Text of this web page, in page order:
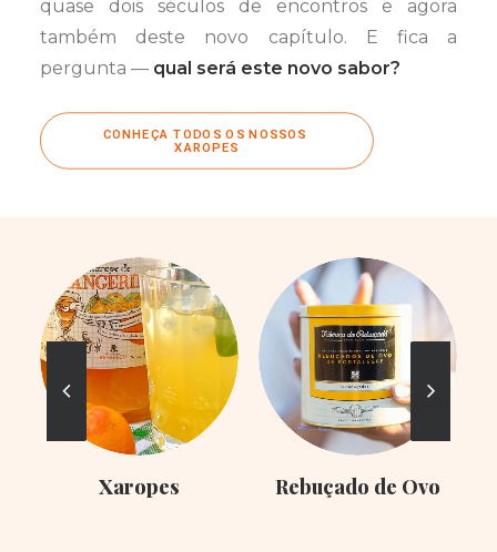
quase dois séculos de encontros e agora
também deste novo capítulo. E fica a
pergunta — qual será este novo sabor?
CONHEÇA TODOS OS NOSSOS
XAROPES
Xaropes Rebuçado de Ovo